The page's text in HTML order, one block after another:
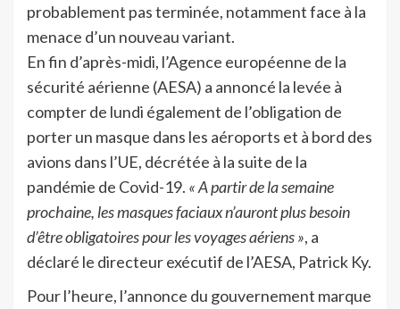
probablement pas terminée, notamment face à la
menace d’un nouveau variant.
En fin d’après-midi, l’Agence européenne de la
sécurité aérienne (AESA) a annoncé la levée à
compter de lundi également de l’obligation de
porter un masque dans les aéroports et à bord des
avions dans l’UE, décrétée à la suite de la
pandémie de Covid-19. « A partir de la semaine
prochaine, les masques faciaux n’auront plus besoin
d’être obligatoires pour les voyages aériens », a
déclaré le directeur exécutif de l’AESA, Patrick Ky.
Pour l’heure, l’annonce du gouvernement marque